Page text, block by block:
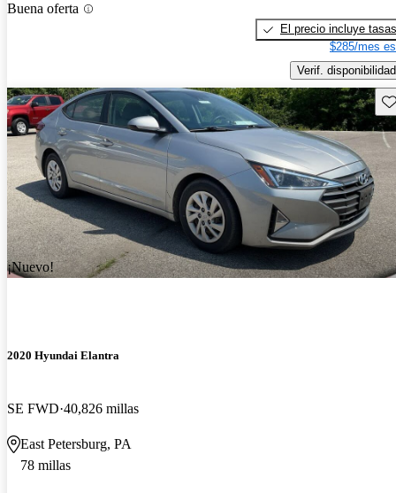
Buena oferta
El precio incluye tasas
$285/mes
Verif. disponibilidad
¡Nuevo!
2020 Hyundai Elantra
SE FWD 40,826 millas
East Petersburg, PA
78 millas